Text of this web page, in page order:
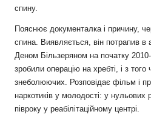
спину.
Пояснює документалка і причину,
спина. Виявляється, він потрапив в
Деном Більзеряном на початку
зробили операцію на хребті, і з того
знеболюючих. Розповідає фільм і
наркотиків у молодості: у нульових
півроку у реабілітаційному центрі.